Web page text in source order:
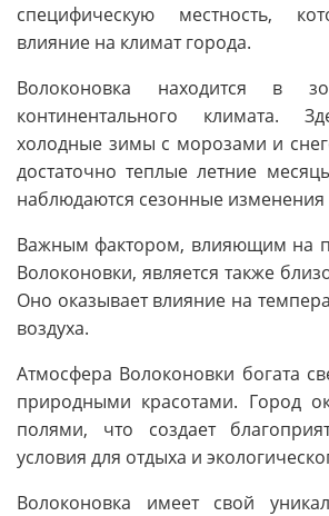
специфическую местность,
влияние на климат города.
Волоконовка находится в
континентального климата.
холодные зимы с морозами и
достаточно теплые летние
наблюдаются сезонные изменения
Важным фактором, влияющим на
Волоконовки, является также
Оно оказывает влияние на
воздуха.
Атмосфера Волоконовки богата
природными красотами. Город
полями, что создает
условия для отдыха и
Волоконовка имеет свой